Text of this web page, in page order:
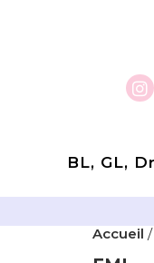
BL, GL,
Accueil